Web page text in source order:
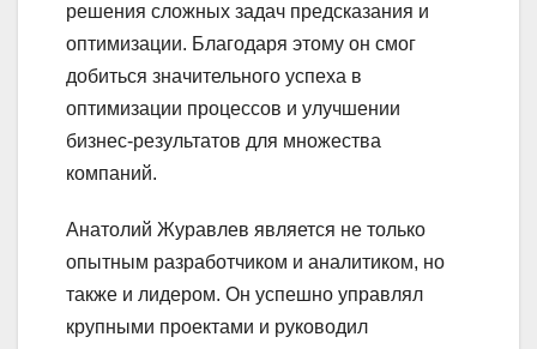
решения сложных задач предсказания и
оптимизации. Благодаря этому он смог
добиться значительного успеха в
оптимизации процессов и улучшении
бизнес-результатов для множества
компаний.
Анатолий Журавлев является не только
опытным разработчиком и аналитиком, но
также и лидером. Он успешно управлял
крупными проектами и руководил